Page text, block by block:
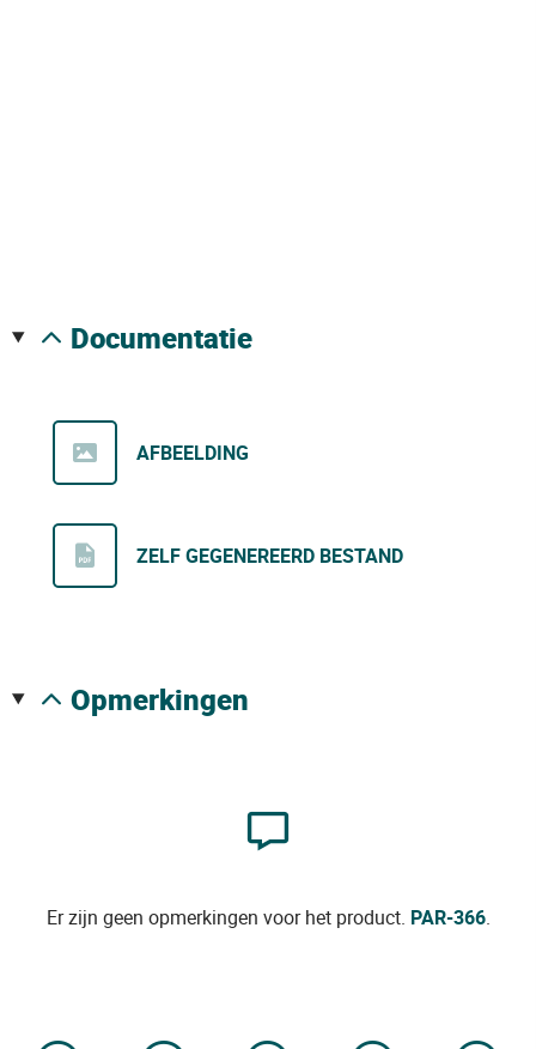
documentatie
AFBEELDING
ZELF GEGENEREERD BESTAND
opmerkingen
Er zijn geen opmerkingen voor het product. PAR-366.